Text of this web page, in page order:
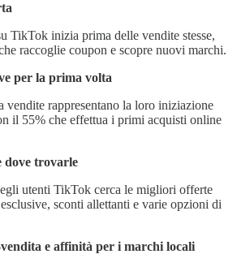
TikTok inizia prima delle vendite stesse,
raccoglie coupon e scopre nuovi marchi.
per la prima volta
vendite rappresentano la loro iniziazione
il 55% che effettua i primi acquisti online
dove trovarle
utenti TikTok cerca le migliori offerte
sconti allettanti e varie opzioni di
e affinità per i marchi locali